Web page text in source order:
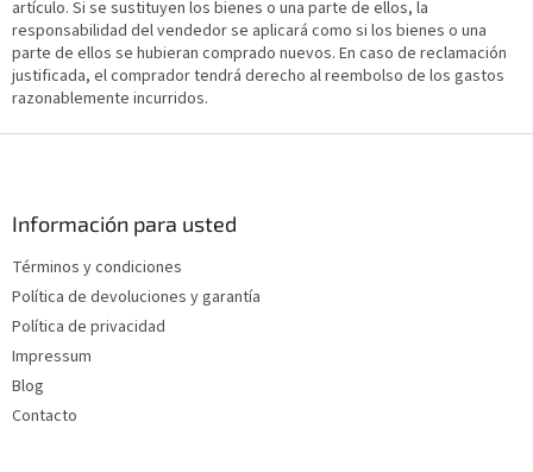
artículo. Si se sustituyen los bienes o una parte de ellos, la
responsabilidad del vendedor se aplicará como si los bienes o una
parte de ellos se hubieran comprado nuevos. En caso de reclamación
justificada, el comprador tendrá derecho al reembolso de los gastos
razonablemente incurridos.
n
Información para usted
Términos y condiciones
Política de devoluciones y garantía
Política de privacidad
Impressum
Blog
Contacto